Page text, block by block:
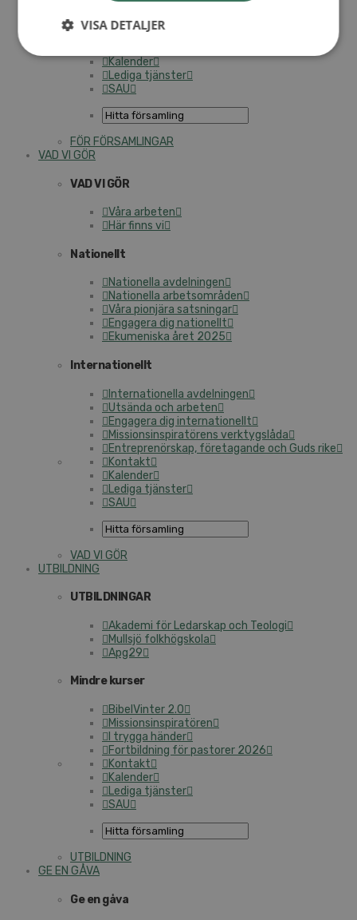
Per­sonal­för­säk­ring­ar
SAMP – per­sonal­för­bun­det
Kalender
Lediga tjänster
SAU
FÖR FÖR­SAM­LING­AR
VAD VI GÖR
VAD VI GÖR
Våra arbeten
Här finns vi
Na­tio­nellt
Na­tio­nel­la av­del­ning­en
Na­tio­nel­la ar­bets­om­rå­den
Våra pionjära sats­ning­ar
Engagera dig na­tio­nellt
Eku­me­nis­ka året 2025
In­ter­na­tio­nellt
In­ter­na­tio­nel­la av­del­ning­en
Utsända och arbeten
Engagera dig in­ter­na­tio­nellt
Mis­sions­in­spi­ra­tö­rens verk­tygs­lå­da
Ent­re­pre­nör­skap, fö­re­ta­gan­de och Guds rike
Kontakt
Kalender
Lediga tjänster
SAU
VAD VI GÖR
UT­BILD­NING
UT­BILD­NING­AR
Akademi för Ledarskap och Teologi
Mullsjö folk­hög­sko­la
Apg29
Mindre kurser
Bi­bel­Vin­ter 2.0
Mis­sions­in­spi­ra­tö­ren
I trygga händer
Fort­bild­ning för pastorer 2026
Kontakt
Kalender
Lediga tjänster
SAU
UT­BILD­NING
GE EN GÅVA
Ge en gåva
VISA DETALJER